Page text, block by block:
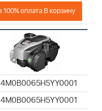
оплата В корзину